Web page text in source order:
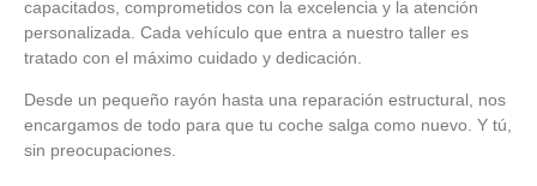
capacitados, comprometidos con la excelencia y la atención
personalizada. Cada vehículo que entra a nuestro taller es
tratado con el máximo cuidado y dedicación.
Desde un pequeño rayón hasta una reparación estructural, nos
encargamos de todo para que tu coche salga como nuevo. Y tú,
sin preocupaciones.